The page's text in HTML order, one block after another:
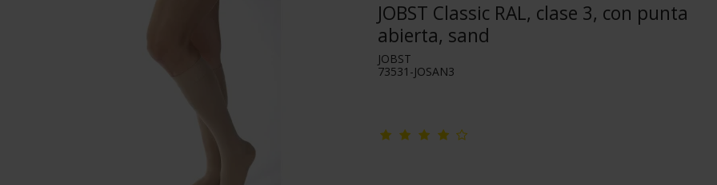
JOBST Classic RAL, clase 3, con punta
abierta, sand
JOBST
73531-JOSAN3